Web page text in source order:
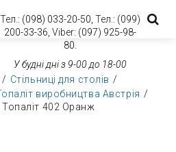
Тел.: (098) 033-20-50, Тел.: (099)
200-33-36, Viber: (097) 925-98-
80.
У будні дні з 9-00 до 18-00
Стільниці для столів
виробництва Австрія
Топаліт 402 Оранж